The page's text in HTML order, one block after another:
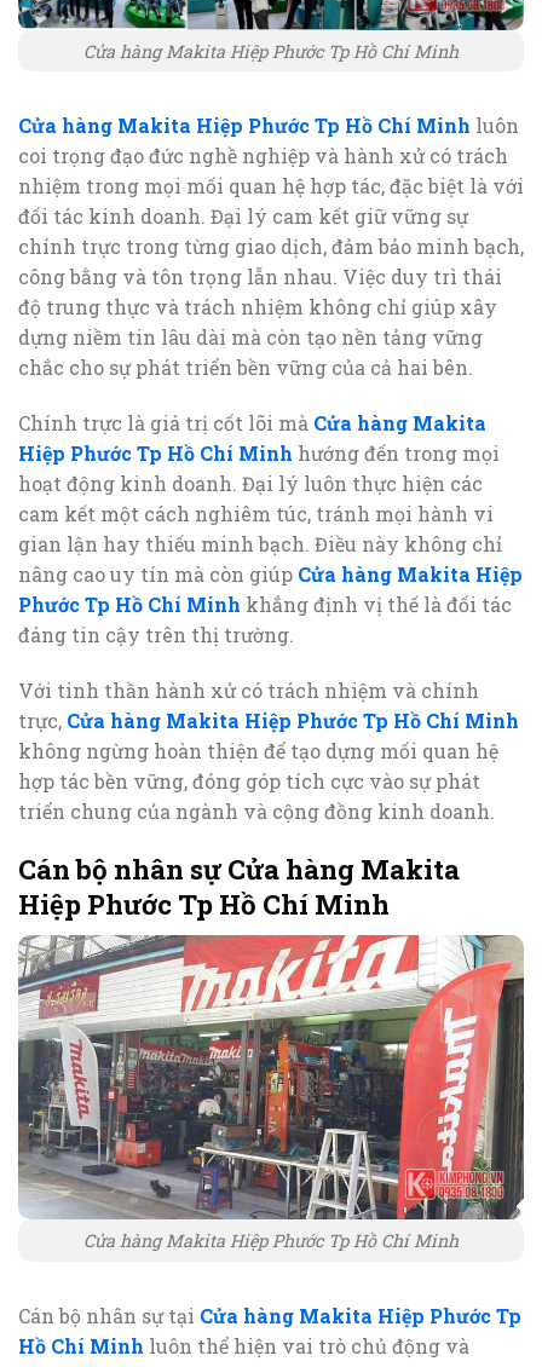
Cửa hàng Makita Hiệp Phước Tp Hồ Chí Minh
Cửa hàng Makita Hiệp Phước Tp Hồ Chí Minh luôn
coi trọng đạo đức nghề nghiệp và hành xử có trách
nhiệm trong mọi mối quan hệ hợp tác, đặc biệt là với
đối tác kinh doanh. Đại lý cam kết giữ vững sự
chính trực trong từng giao dịch, đảm bảo minh bạch,
công bằng và tôn trọng lẫn nhau. Việc duy trì thái
độ trung thực và trách nhiệm không chỉ giúp xây
dựng niềm tin lâu dài mà còn tạo nền tảng vững
chắc cho sự phát triển bền vững của cả hai bên.
Chính trực là giá trị cốt lõi mà Cửa hàng Makita
Hiệp Phước Tp Hồ Chí Minh hướng đến trong mọi
hoạt động kinh doanh. Đại lý luôn thực hiện các
cam kết một cách nghiêm túc, tránh mọi hành vi
gian lận hay thiếu minh bạch. Điều này không chỉ
nâng cao uy tín mà còn giúp Cửa hàng Makita Hiệp
Phước Tp Hồ Chí Minh khẳng định vị thế là đối tác
đáng tin cậy trên thị trường.
Với tinh thần hành xử có trách nhiệm và chính
trực, Cửa hàng Makita Hiệp Phước Tp Hồ Chí Minh
không ngừng hoàn thiện để tạo dựng mối quan hệ
hợp tác bền vững, đóng góp tích cực vào sự phát
triển chung của ngành và cộng đồng kinh doanh.
Cán bộ nhân sự Cửa hàng Makita
Hiệp Phước Tp Hồ Chí Minh
Cửa hàng Makita Hiệp Phước Tp Hồ Chí Minh
Cán bộ nhân sự tại Cửa hàng Makita Hiệp Phước Tp
Hồ Chí Minh luôn thể hiện vai trò chủ động và